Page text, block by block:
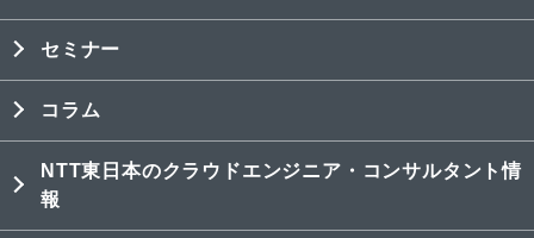
セミナー
コラム
NTT東日本のクラウドエンジニア・コンサルタント情
報